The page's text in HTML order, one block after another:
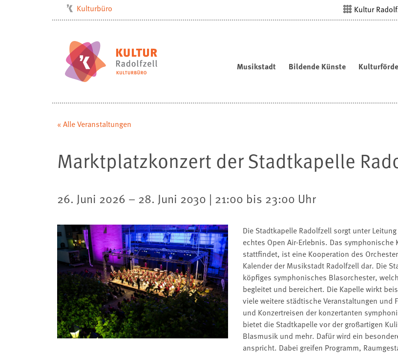
Kulturbüro
Musikschule
Stadtarchiv
Stadtmuseum
Radolfzell1200
Kultur
Musikstadt Bildende Künste
« Alle Veranstaltungen
Marktplatzkonzert der Stadtkapelle
26. Juni 2026 – 28. Juni 2030 | 21:00 bis 23:00 Uhr
Die Stadtkapelle Radolfzell sorgt unter
echtes Open Air-Erlebnis. Das
stattfindet, ist eine Kooperation des
Kalender der Musikstadt Radolfzell dar. Die
köpfiges symphonisches Blasorchester,
begleitet und bereichert. Die Kapelle wirkt
viele weitere städtische Veranstaltungen und
und Konzertreisen der konzertanten
bietet die Stadtkapelle vor der großartigen
Blasmusik und mehr. Dafür wird ein
anspricht. Dabei greifen Programm,